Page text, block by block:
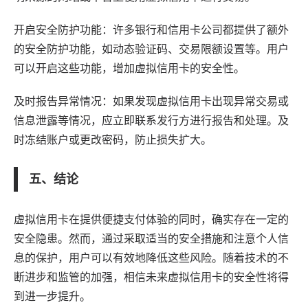
开启安全防护功能：许多银行和信用卡公司都提供了额外
的安全防护功能，如动态验证码、交易限额设置等。用户
可以开启这些功能，增加虚拟信用卡的安全性。
及时报告异常情况：如果发现虚拟信用卡出现异常交易或
信息泄露等情况，应立即联系发行方进行报告和处理。及
时冻结账户或更改密码，防止损失扩大。
五、结论
虚拟信用卡在提供便捷支付体验的同时，确实存在一定的
安全隐患。然而，通过采取适当的安全措施和注意个人信
息的保护，用户可以有效地降低这些风险。随着技术的不
断进步和监管的加强，相信未来虚拟信用卡的安全性将得
到进一步提升。